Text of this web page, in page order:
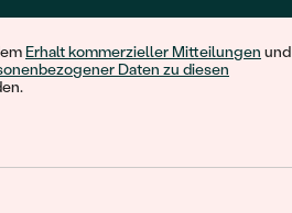
Erhalt kommerzieller Mitteilungen und
Daten zu diesen